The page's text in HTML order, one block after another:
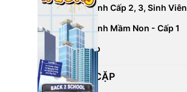
Balo Học Sinh Cấp 2, 3, Sinh Viên
Balo Học Sinh Mầm Non - Cấp 1
Balo Laptop
CÁC LOẠI CẶP